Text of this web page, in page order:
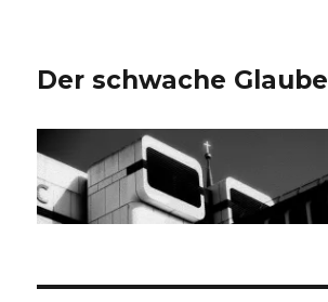
Der schwache Glaube